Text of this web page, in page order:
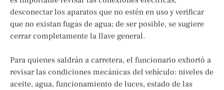
desconectar los aparatos que no estén en uso y verificar
que no existan fugas de agua; de ser posible, se sugiere
cerrar completamente la llave general.
Para quienes saldrán a carretera, el funcionario exhortó a
revisar las condiciones mecánicas del vehículo: niveles de
aceite, agua, funcionamiento de luces, estado de las